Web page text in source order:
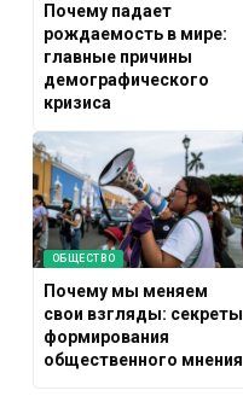
Почему падает
рождаемость в мире:
главные причины
демографического
кризиса
ОБЩЕСТВО
Почему мы меняем
свои взгляды: секреты
формирования
общественного мнения